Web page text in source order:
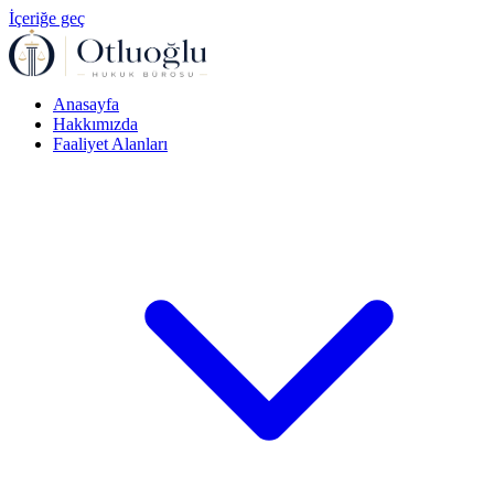
İçeriğe geç
Anasayfa
Hakkımızda
Faaliyet Alanları